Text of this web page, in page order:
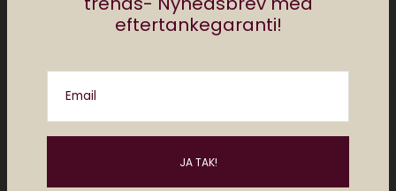
eftertankegaranti!
Email